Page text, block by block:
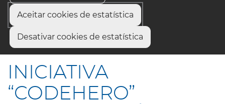
Aceitar cookies de estatística
Desativar cookies de estatística
Início
INICIATIVA “CODEHERO” GRATUITA ATÉ 31 DE JULHO
INICIATIVA
“CODEHERO”